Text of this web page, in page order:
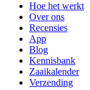
Hoe het werkt
Over ons
Recensies
App
Blog
Kennisbank
Zaaikalender
Verzending